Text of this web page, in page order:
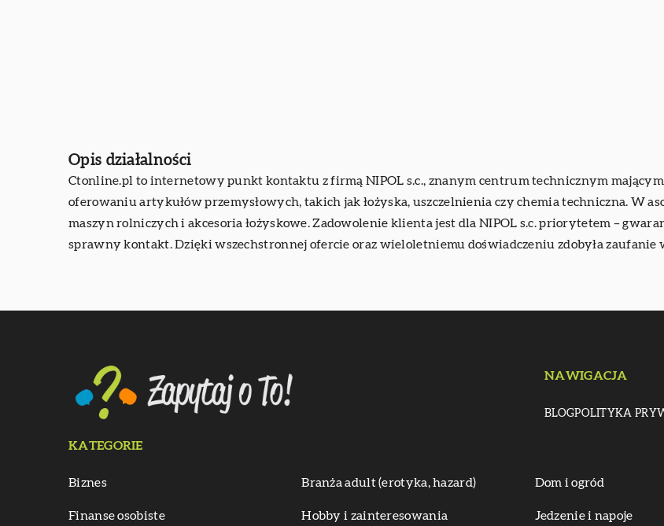
Opis działalności
Ctonline.pl to internetowy punkt kontaktu z firmą NIPOL s.c., znanym centrum technicznym mającym
oferowaniu artykułów przemysłowych, takich jak łożyska, uszczelnienia czy chemia techniczna. W
maszyn rolniczych i akcesoria łożyskowe. Zadowolenie klienta jest dla NIPOL s.c. priorytetem –
sprawny kontakt. Dzięki wszechstronnej ofercie oraz wieloletniemu doświadczeniu zdobyła
NAWIGACJA
BLOGPOLITYKA
KATEGORIE
Biznes Branża adult (erotyka, hazard) Dom i ogród
Finanse osobiste Hobby i zainteresowania Jedzenie i napoje